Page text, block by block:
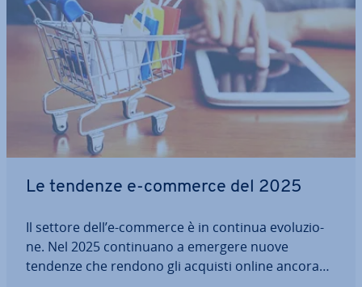
Le tendenze e-commerce del 2025
Il settore dell’e-commerce è in continua evo­lu­zio­
ne. Nel 2025 con­ti­nua­no a emergere nuove
tendenze che rendono gli acquisti online ancora